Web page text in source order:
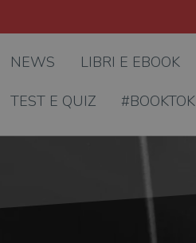
NEWS LIBRI E EBOOK
TEST E QUIZ #BOOKTOK